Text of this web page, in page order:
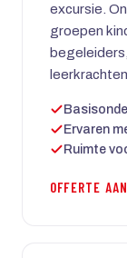
excursie.
groepen
Ervaren
Ruimte
OFFERTE